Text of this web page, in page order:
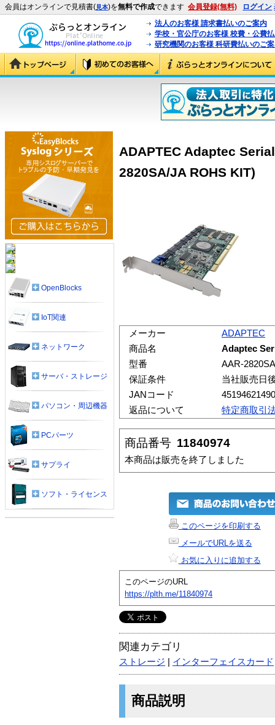
会員はオンラインで見積書(見本)を無料で作成できます 会員登録(無料) ログイン
法人のお客様 請求書払いのご案内
学校・官公庁のお客様 校費・公費
研究機関のお客様 科研費払いのご
ADAPTEC Adaptec
2820SA/JA ROHS KIT)
メーカー
ADAPTEC
商品名
Adaptec
型番
AAR-
保証条件
当社販売日
JANコード
返品について
特定商取引
商品番号 11840974
本商品は販売を終了しました
このページを印刷する
メールでURLを送る
お気に入りに追加する
このページのURL
https://plth.me/11840974
関連カテゴリ
ストレージ インターフェイスカード
商品説明
OpenBlocks
IoT関連
ネットワーク
サーバ・ストレージ
パソコン・周辺機器
PCパーツ
サプライ
ソフト・ライセンス